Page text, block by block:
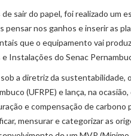
sair do papel, foi realizado um
pensar nos ganhos e inserir as
que o equipamento vai
e Instalações do Senac
a diretriz da sustentabilidade,
(UFRPE) e lança, na
e compensação de carbono
mensurar e categorizar as